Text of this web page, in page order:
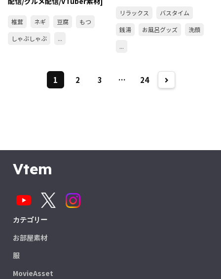
椎茸 ネギ 豆腐
もつ
しゃぶしゃぶ
...
リラックス
バスタイム
銭湯
お風呂グッズ
洗顔
...
1 2 3 … 24
Vtem
カテゴリー
お部屋素材
服
MovieAsset